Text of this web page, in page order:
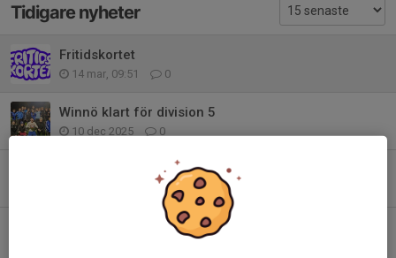
Tidigare nyheter
Fritidskortet
14 mar, 09:51 0
Winnö klart för division 5
10 dec 2025 0
Winnöledare fick idrottsledarstipendie
Klubbmästerskap i bordtennis 21 april